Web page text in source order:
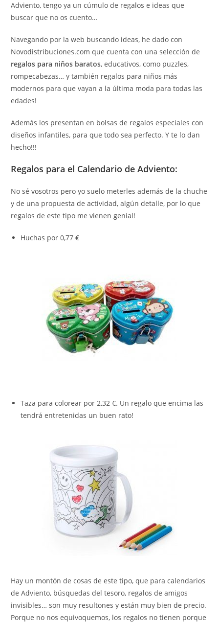
Adviento, tengo ya un cúmulo de regalos e ideas que
buscar que no os cuento…
Navegando por la web buscando ideas, he dado con
Novodistribuciones.com que cuenta con una selección de
regalos para niños baratos, educativos, como puzzles,
rompecabezas… y también regalos para niños más
modernos para que vayan a la última moda para todas las
edades!
Además los presentan en bolsas de regalos especiales con
diseños infantiles, para que todo sea perfecto. Y te lo dan
hecho!!!
Regalos para el Calendario de Adviento:
No sé vosotros pero yo suelo meterles además de la chuche
y de una propuesta de actividad, algún detalle, por lo que
regalos de este tipo me vienen genial!
Huchas por 0,77 €
Taza para colorear por 2,32 €. Un regalo que encima las
tendrá entretenidas un buen rato!
Hay un montón de cosas de este tipo, que para calendarios
de Adviento, búsquedas del tesoro, regalos de amigos
invisibles… son muy resultones y están muy bien de precio.
Porque no nos equivoquemos, los regalos no tienen porque